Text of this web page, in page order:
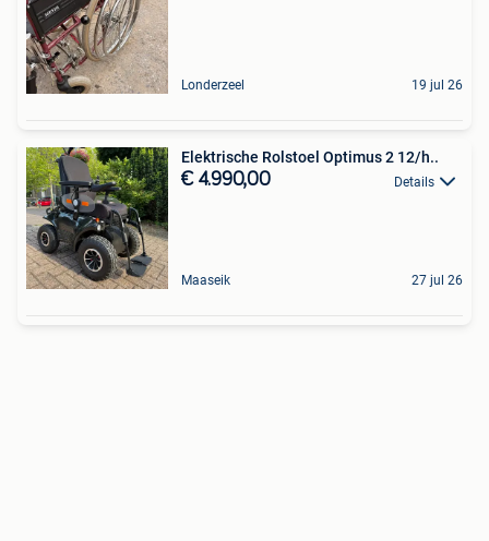
Londerzeel 19 jul 26
Elektrische Rolstoel Optimus 2 12/h..
€ 4.990,00 Details
Maaseik 27 jul 26